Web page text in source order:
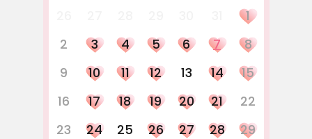
1
2
3 4 5 6 7
8
9
10 11 12 13 14
15
16
17 18 19 20 21
22
23
24 25 26 27 28
29